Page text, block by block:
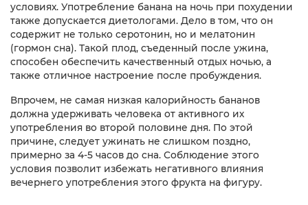
условиях. Употребление банана на ночь при похудении
также допускается диетологами. Дело в том, что он
содержит не только серотонин, но и мелатонин
(гормон сна). Такой плод, съеденный после ужина,
способен обеспечить качественный отдых ночью, а
также отличное настроение после пробуждения.
Впрочем, не самая низкая калорийность бананов
должна удерживать человека от активного их
употребления во второй половине дня. По этой
причине, следует ужинать не слишком поздно,
примерно за 4-5 часов до сна. Соблюдение этого
условия позволит избежать негативного влияния
вечернего употребления этого фрукта на фигуру.